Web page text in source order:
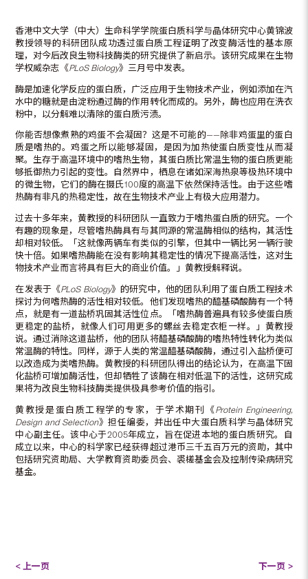
香港中文大学（中大）生命科学学院蛋白质科学与晶体研究中心黄锦波
教授领导的科研团队成功透过蛋白质工程证明了改变酶活性的基本原
理，对今后改良生物科技酶类的研究提供了新启示。该研究成果在生物
学权威杂志《PLoS Biology》三月号中发表。
酶是加速化学反应的蛋白质，广泛应用于生物技术产业，例如添加在汽
水中的糖就是由淀粉通过酶的作用转化而成的。另外，酶也应用在洗衣
粉中，以分解难以清除的蛋白质污渍。
你能否想像煮熟的鸡蛋不会凝固？这是不可能的——除非鸡蛋里的蛋白
质是嗜热的。鸡蛋之所以能够凝固，是因为加热使蛋白质变性从而凝
聚。生存于高温环境中的嗜热生物，其蛋白质比常温生物的蛋白质更能
够抵御热力引起的变性。自然界中，栖息在诸如深海热泉等极热环境中
的微生物，它们的酶在摄氏100度的高温下依然保持活性。由于这些嗜
热酶有非凡的热稳定性，故在生物技术产业上有极大应用潜力。
过去十多年来，黄教授的科研团队一直致力于嗜热蛋白质的研究。一个
有趣的现象是，尽管嗜热酶具有与其同源的常温酶相似的结构，其活性
却相对较低。「这就像两辆车有类似的引擎，但其中一辆比另一辆行驶
快十倍。如果嗜热酶能在没有影响其稳定性的情况下提高活性，这对生
物技术产业而言将具有巨大的商业价值。」黄教授解释说。
在发表于《PLoS Biology》的研究中，他的团队利用了蛋白质工程技术
探讨为何嗜热酶的活性相对较低。他们发现嗜热的醯基磷酸酶有一个特
点，就是有一道盐桥巩固其活性位点。「嗜热酶普遍具有较多使蛋白质
更稳定的盐桥，就像人们可用更多的螺丝去稳定衣柜一样。」黄教授
说。通过消除这道盐桥，他的团队将醯基磷酸酶的嗜热特性转化为类似
常温酶的特性。同样，源于人类的常温醯基磷酸酶，通过引入盐桥便可
以改造成为类嗜热酶。黄教授的科研团队得出的结论认为，在高温下固
化盐桥可增加酶活性，但却牺牲了该酶在相对低温下的活性，这研究成
果将为改良生物科技酶类提供极具参考价值的指引。
黄教授是蛋白质工程学的专家，于学术期刊《 Protein Engineering,
Design and Selection》担任编委，并出任中大蛋白质科学与晶体研究
中心副主任。该中心于2005年成立，旨在促进本地的蛋白质研究。自
成立以来，中心的科学家已经获得超过港币三千五百万元的资助，其中
包括研究资助局、大学教育资助委员会、裘槎基金会及控制传染病研究
基金。
< 上一页 下一页 >